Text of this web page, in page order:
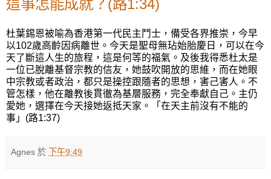
這事怎能成就？(路1:34)
杜葉錫恩被喻為香港第一代民主鬥士，備受各界推崇，今早
以102歲高齡因病離世。今天是聖母無玷始胎慶日，可以在今
天了斷這人生的旅程，這是何等的福氣。及後我得悉杜太是
一位已脫離基督宗教的信友，她鼓吹開放的思維，而在她眼
中宗教或者政治，都只是操控跟隨者的思想，害己害人。不
管怎樣，他在離教後貫徹為基層服務，完全奉獻自己。主仍
愛她，選擇在今天接她返抵天家。「在天主前沒有不能的
事」(路1:37)
Agnes 於 下午9:49